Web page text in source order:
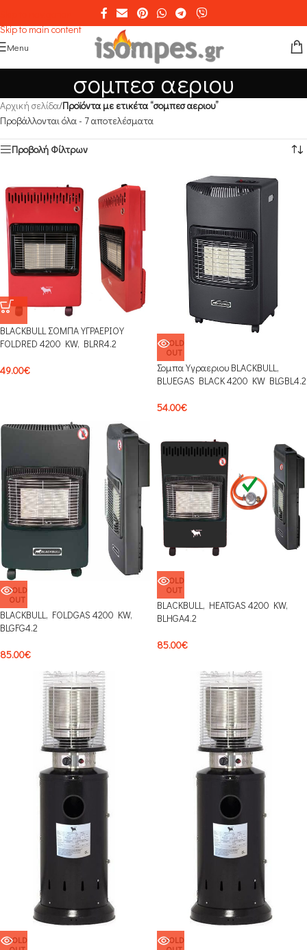
Skip to main content
Menu
σομπεσ αεριου
Αρχική σελίδα/Προϊόντα με ετικέτα “σομπεσ αεριου”
Προβάλλονται όλα - 7 αποτελέσματα
Προβολή Φίλτρων
BLACKBULL ΣΟΜΠΑ ΥΓΡΑΕΡΙΟΥ
FOLDRED 4200 KW, BLRR4.2
49.00€
SOLD
OUT
Σομπα Υγραεριου BLACKBULL,
BLUEGAS BLACK 4200 KW BLGBL4.2
54.00€
SOLD
OUT
BLACKBULL, FOLDGAS 4200 KW,
BLGFG4.2
85.00€
SOLD
OUT
BLACKBULL, HEATGAS 4200 KW,
BLHGA4.2
85.00€
SOLD
SOLD